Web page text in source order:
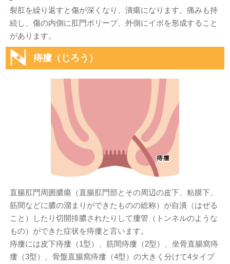
裂肛を繰り返すと傷が深くなり、潰瘍になります。痛みも持
続し、傷の内側に肛門ポリープ、外側にイボを形成すること
があります。
痔瘻（じろう）
直腸肛門周囲膿瘍（直腸肛門部とその周辺の皮下、粘膜下、
筋間などに膿の溜まりができたものの総称）が自潰（はぜる
こと）したり切開排膿されたりして瘻管（トンネルのような
もの）ができた症状を痔瘻と言います。
痔瘻には皮下痔瘻（1型）、筋間痔瘻（2型）、坐骨直腸窩痔
瘻（3型）、骨盤直腸窩痔瘻（4型）の大きく分けて4タイプ